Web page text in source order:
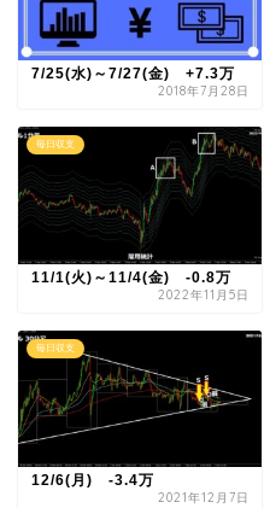
7/25(水)～7/27(金) +7.3万
2018年7月28日
毎日収支
11/1(火)～11/4(金) -0.8万
2022年11月5日
毎日収支
12/6(月) -3.4万
2021年12月7日